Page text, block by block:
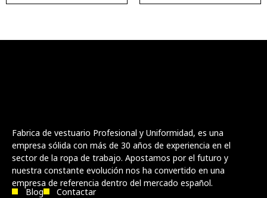
Fabrica de vestuario Profesional y Uniformidad, es una
empresa sólida con más de 30 años de experiencia en el
sector de la ropa de trabajo. Apostamos por el futuro y
nuestra constante evolución nos ha convertido en una
empresa de referencia dentro del mercado español.
Blog Contactar